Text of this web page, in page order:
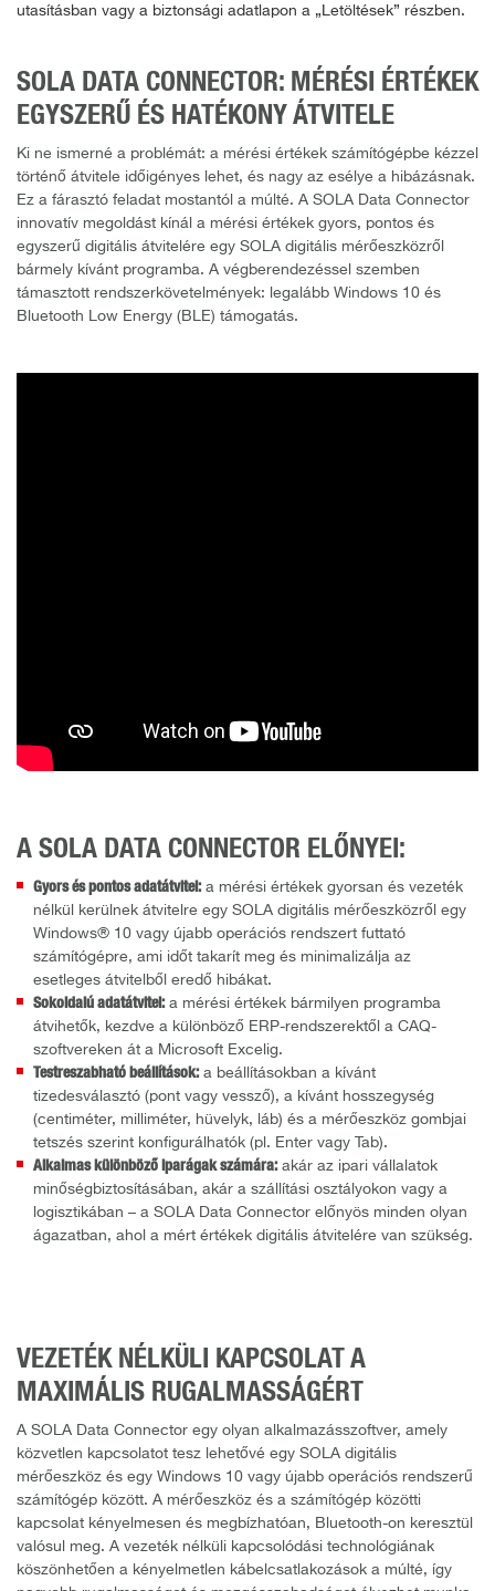
utasításban vagy a biztonsági adatlapon a „Letöltések” részben.
SOLA DATA CONNECTOR: MÉRÉSI ÉRTÉKEK
EGYSZERŰ ÉS HATÉKONY ÁTVITELE
Ki ne ismerné a problémát: a mérési értékek számítógépbe kézzel
történő átvitele időigényes lehet, és nagy az esélye a hibázásnak.
Ez a fárasztó feladat mostantól a múlté. A SOLA Data Connector
innovatív megoldást kínál a mérési értékek gyors, pontos és
egyszerű digitális átvitelére egy SOLA digitális mérőeszközről
bármely kívánt programba. A végberendezéssel szemben
támasztott rendszerkövetelmények: legalább Windows 10 és
Bluetooth Low Energy (BLE) támogatás.
A SOLA DATA CONNECTOR ELŐNYEI:
Gyors és pontos adatátvitel:a mérési értékek gyorsan és vezeték
nélkül kerülnek átvitelre egy SOLA digitális mérőeszközről egy
Windows® 10 vagy újabb operációs rendszert futtató
számítógépre, ami időt takarít meg és minimalizálja az
esetleges átvitelből eredő hibákat.
Sokoldalú adatátvitel:a mérési értékek bármilyen programba
átvihetők, kezdve a különböző ERP-rendszerektől a CAQ-
szoftvereken át a Microsoft Excelig.
Testreszabható beállítások:a beállításokban a kívánt
tizedesválasztó (pont vagy vessző), a kívánt hosszegység
(centiméter, milliméter, hüvelyk, láb) és a mérőeszköz gombjai
tetszés szerint konfigurálhatók (pl. Enter vagy Tab).
Alkalmas különböző iparágak számára:akár az ipari vállalatok
minőségbiztosításában, akár a szállítási osztályokon vagy a
logisztikában – a SOLA Data Connector előnyös minden olyan
ágazatban, ahol a mért értékek digitális átvitelére van szükség.
VEZETÉK NÉLKÜLI KAPCSOLAT A
MAXIMÁLIS RUGALMASSÁGÉRT
A SOLA Data Connector egy olyan alkalmazásszoftver, amely
közvetlen kapcsolatot tesz lehetővé egy SOLA digitális
mérőeszköz és egy Windows 10 vagy újabb operációs rendszerű
számítógép között. A mérőeszköz és a számítógép közötti
kapcsolat kényelmesen és megbízhatóan, Bluetooth-on keresztül
valósul meg. A vezeték nélküli kapcsolódási technológiának
köszönhetően a kényelmetlen kábelcsatlakozások a múlté, így